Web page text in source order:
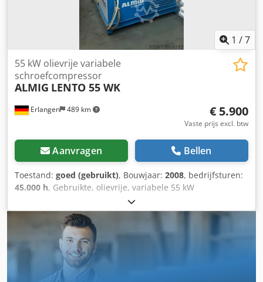
1 /7
Erlangen 489 km
55 kW olievrije variabele
schroefcompressor
ALMIG LENTO 55 WK
€ 5.900
Vaste prijs excl. btw
Aanvragen Bellen
Toestand: goed (gebruikt), Bouwjaar: 2008, bedrijfsturen:
45.000 h, Gebruikte, olievrije, variabele 55 kW
schroefcompressor ALMIG LENTO 55 WK (watergekoeld) De
compressor bevindt zich in een goede, verzorgde staat.
Bouwjaar: 2008 Bedrijfsuren: 45.000 uur Technische
gegevens Type: LENTO 55 WK Mogelijke bedrijfsdrukken
van de installatie (traploos instelbaar): 5 - 10 bar Volume
bij minimale/maximale toerental, gemeten volgens ISO
1217 Bijlage C: Volume bij minimale/maximale toerental,